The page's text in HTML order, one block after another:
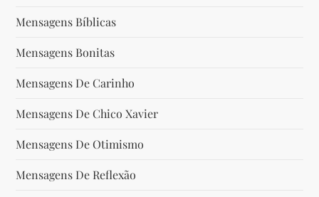
Mensagens Bíblicas
Mensagens Bonitas
Mensagens De Carinho
Mensagens De Chico Xavier
Mensagens De Otimismo
Mensagens De Reflexão